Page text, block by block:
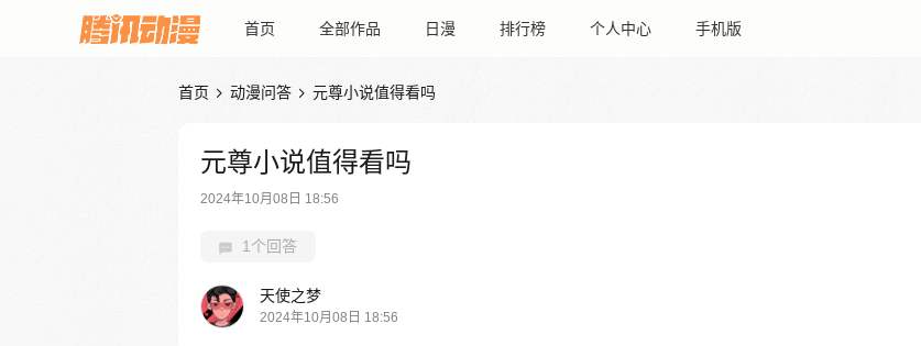
首页 全部作品 日漫 排行榜 个人中心 手机版
首页  动漫问答  元尊小说值得看吗
元尊小说值得看吗
2024年10月08日 18:56
1个回答
天使之梦
2024年10月08日 18:56